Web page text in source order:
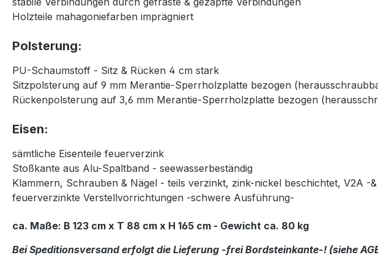
Holzteile mahagoniefarben imprägniert
Polsterung:
PU-Schaumstoff - Sitz & Rücken 4 cm stark
Sitzpolsterung auf 9 mm Merantie-Sperrholzplatte bezogen
Rückenpolsterung auf 3,6 mm Merantie-Sperrholzplatte bezogen
Eisen:
sämtliche Eisenteile feuerverzink
Stoßkante aus Alu-Spaltband - seewasserbeständig
Klammern, Schrauben & Nägel - teils verzinkt, zink-nickel beschichtet, V2A -
feuerverzinkte Verstellvorrichtungen -schwere Ausführung-
ca. Maße: B 123 cm x T 88 cm x H 165 cm - Gewicht ca. 80 kg
Bei Speditionsversand erfolgt die Lieferung -frei Bordsteinkante-! (siehe